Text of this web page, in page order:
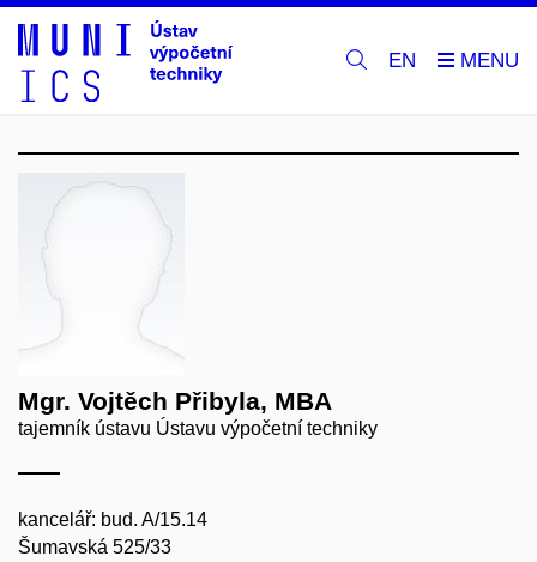
EN
Mgr. Vojtěch Přibyla, MBA
tajemník ústavu Ústavu výpočetní techniky
kancelář: bud. A/15.14
Šumavská 525/33